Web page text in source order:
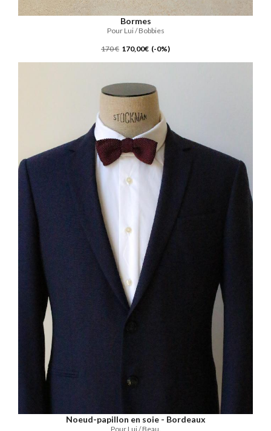
Bormes
Pour Lui / Bobbies
170 € 170,00€ (-0%)
Noeud-papillon en soie - Bordeaux
Pour Lui / Beau.